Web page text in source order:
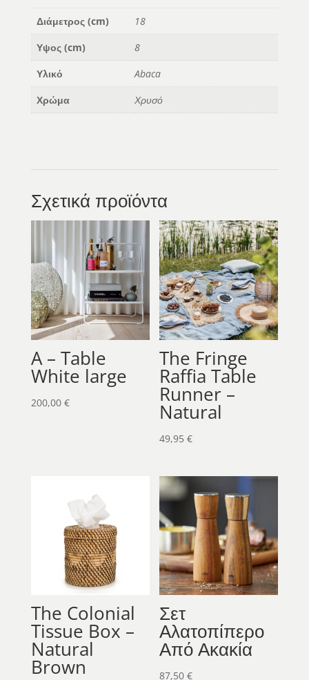
Διάμετρος (cm)
18
Υψος (cm)
8
Υλικό
Abaca
Χρώμα
Χρυσό
Σχετικά προϊόντα
A – Table
White large
200,00 €
The Fringe
Raffia Table
Runner –
Natural
49,95€
The Colonial
Tissue Box –
Natural
Brown
Σετ
Αλατοπίπερο
Από Ακακία
87,50€